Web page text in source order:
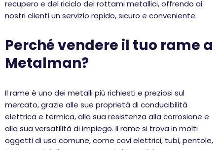
recupero e del riciclo dei rottami metallici, offrendo ai
nostri clienti un servizio rapido, sicuro e conveniente.
Perché vendere il tuo rame a
Metalman?
Il rame è uno dei metalli più richiesti e preziosi sul
mercato, grazie alle sue proprietà di conducibilità
elettrica e termica, alla sua resistenza alla corrosione e
alla sua versatilità di impiego. Il rame si trova in molti
oggetti di uso comune, come cavi elettrici, tubi, pentole,